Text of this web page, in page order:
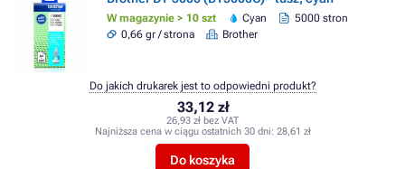
W magazynie > 10 szt Cyan
5000 stron
0,66 gr / strona
Brother
33,12 zł
26,93 zł bez VAT
Najniższa cena w ciągu ostatnich 30 dni: 28,61 zł
Do koszyka
Do jakich drukarek jest to odpowiedni produkt?